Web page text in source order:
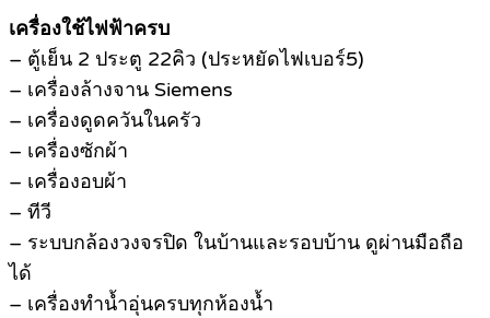
เครื่องใช้ไฟฟ้าครบ
– ตู้เย็น 2 ประตู 22คิว (ประหยัดไฟเบอร์5)
– เครื่องล้างจาน Siemens
– เครื่องดูดควันในครัว
– เครื่องซักผ้า
– เครื่องอบผ้า
– ทีวี
– ระบบกล้องวงจรปิด ในบ้านและรอบบ้าน ดูผ่านมือถือ
ได้
– เครื่องทำน้ำอุ่นครบทุกห้องน้ำ